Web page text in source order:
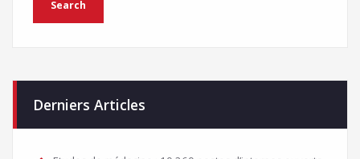
Derniers Articles